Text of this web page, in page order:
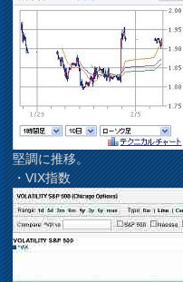
堅調に推移。
・VIX指数